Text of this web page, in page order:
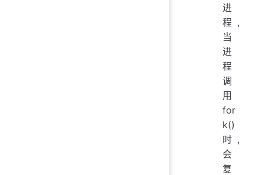
进
程,
当
进
程
调
用
for
k()
时,
会
复